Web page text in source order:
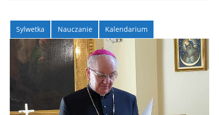
Sylwetka Nauczanie Kalendarium